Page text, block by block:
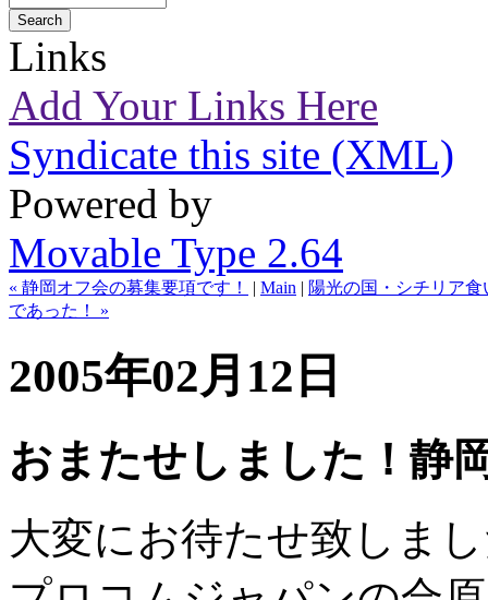
Links
Add Your Links Here
Syndicate this site (XML)
Powered by
Movable Type 2.64
« 静岡オフ会の募集要項です！ | Main | 陽光の国・シチリア
であった！ »
2005年02月12日
おまたせしました！静
大変にお待たせ致しま